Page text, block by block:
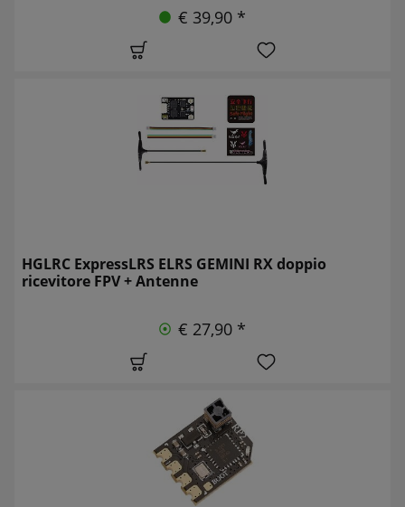
€ 39,90 *
HGLRC ExpressLRS ELRS GEMINI RX doppio
ricevitore FPV + Antenne
€ 27,90 *